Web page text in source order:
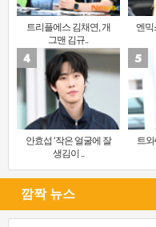
트리플에스 김채연, 개
그맨 김규..
엔믹
안효섭 ‘작은 얼굴에 잘
생김이 ..
트와
깜짝 뉴스